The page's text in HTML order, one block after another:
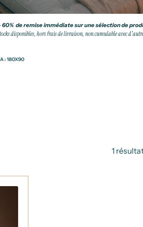
60% de remise immédiate sur une sélection de
disponibles, hors frais de livraison, non cumulable avec
: 180X90
1